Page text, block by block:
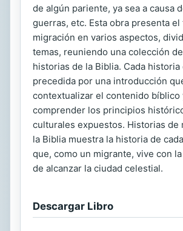
de algún pariente, ya sea a causa
guerras, etc. Esta obra presenta el
migración en varios aspectos,
temas, reuniendo una colección
historias de la Biblia. Cada historia
precedida por una introducción
contextualizar el contenido bíblico
comprender los principios
culturales expuestos. Historias de
la Biblia muestra la historia de
que, como un migrante, vive con
de alcanzar la ciudad celestial.
Descargar Libro